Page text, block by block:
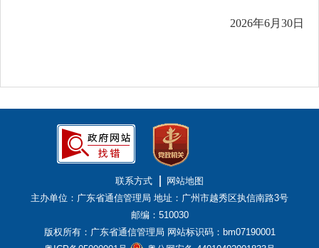
2026年6月 30日
联系方式
网站地图
主办单位：广东省通信管理局 地址：广州市越秀区执信南路3号
邮编：510030
版权所有：广东省通信管理局 网站标识码：bm07190001